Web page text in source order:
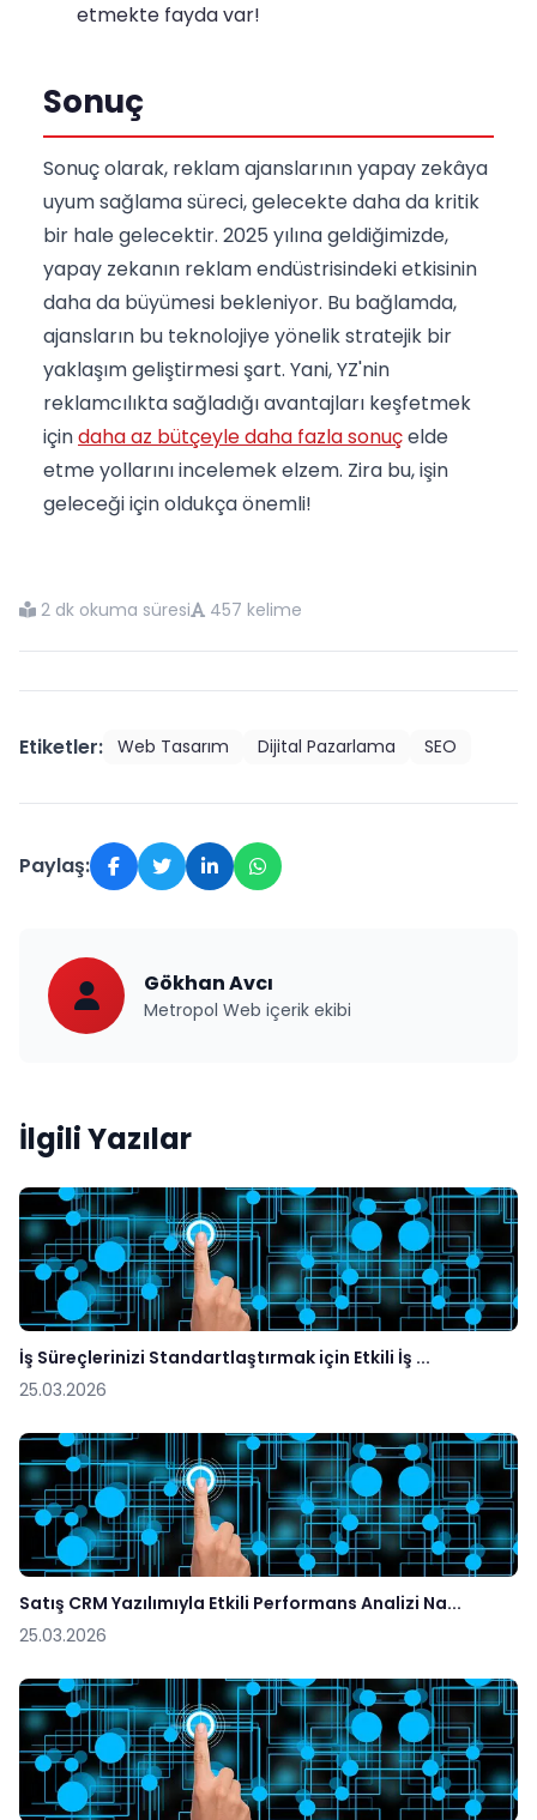
etmekte fayda var!
Sonuç
Sonuç olarak, reklam ajanslarının yapay zekâya
uyum sağlama süreci, gelecekte daha da kritik
bir hale gelecektir. 2025 yılına geldiğimizde,
yapay zekanın reklam endüstrisindeki etkisinin
daha da büyümesi bekleniyor. Bu bağlamda,
ajansların bu teknolojiye yönelik stratejik bir
yaklaşım geliştirmesi şart. Yani, YZ'nin
reklamcılıkta sağladığı avantajları keşfetmek
içindaha az bütçeyle daha fazla sonuçelde
etme yollarını incelemek elzem. Zira bu, işin
geleceği için oldukça önemli!
2 dk okuma süresi 457 kelime
Etiketler: Web Tasarım Dijital Pazarlama SEO
Paylaş:
Gökhan Avcı
Metropol Web içerik ekibi
İlgili Yazılar
İş Süreçlerinizi Standartlaştırmak için Etkili İş ...
25.03.2026
Satış CRM Yazılımıyla Etkili Performans Analizi Na...
25.03.2026